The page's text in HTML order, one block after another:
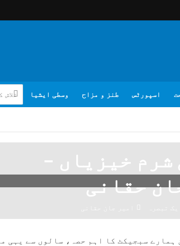
اسپورٹس طنز و مزاح وسطی ایشیا
شرم خیزیاں –
حقانی
امیر جان حقانی
سبجیکٹ کا اہم حصہ، سالوں سے یہی